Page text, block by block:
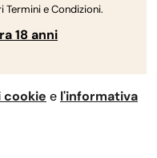
Termini e Condizioni.
18 anni
cookie e l'informativa